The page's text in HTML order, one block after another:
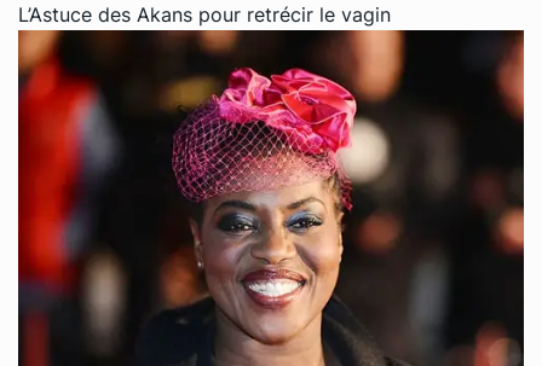
L’Astuce des Akans pour retrécir le vagin